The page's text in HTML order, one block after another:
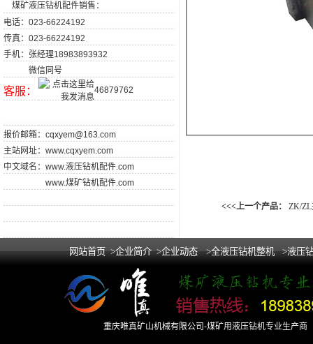
煤矿液压钻机配件销售：
电话：023-66224192
传真：023-66224192
手机：张经理18983893932
微信同号
客服： 46879762
报价邮箱： cqxyem@163.com
主站网址： www.cqxyem.com
中文域名： www.液压钻机配件.com
www.煤矿钻机配件.com
<<<上一个产品： ZK/ZL
网站首页 >企业简介 >企业动态 >全液压钻机整机 >液压
重庆唯真矿山机械有限公司-煤矿用液压钻机专业生